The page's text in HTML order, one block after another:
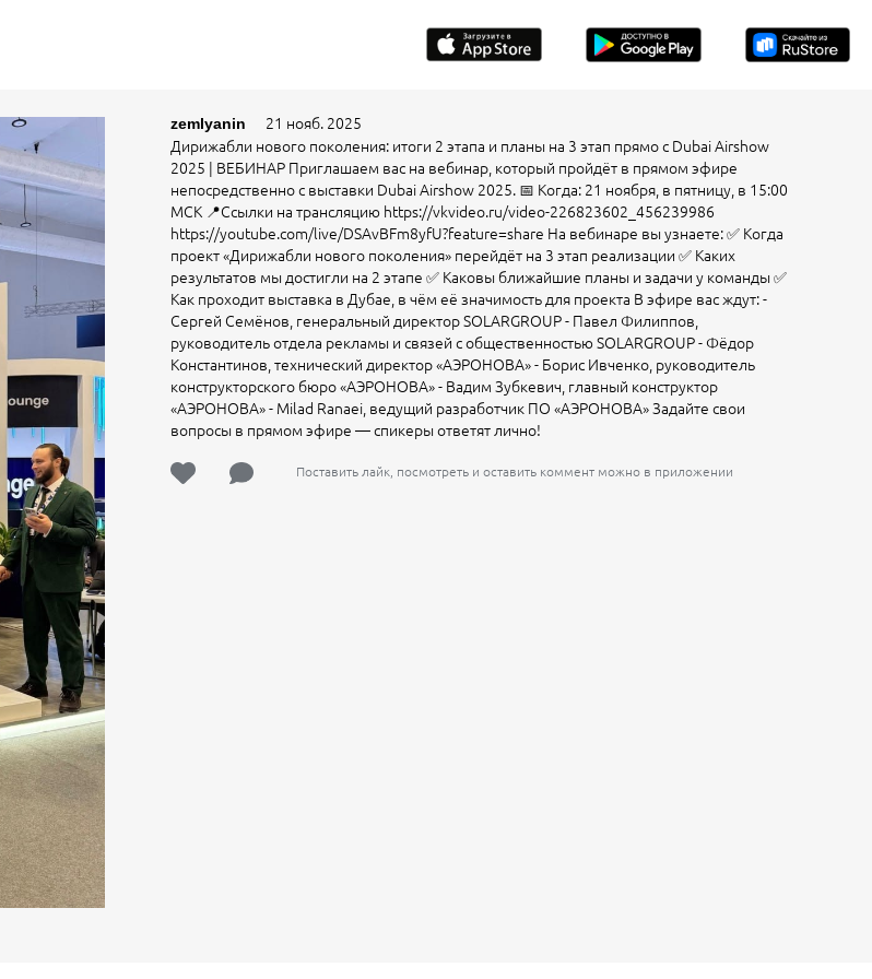
zemlyanin
21 нояб. 2025
Дирижабли нового поколения: итоги 2 этапа и планы на 3 этап прямо с Dubai Airshow
2025 | ВЕБИНАР Приглашаем вас на вебинар, который пройдёт в прямом эфире
непосредственно с выставки Dubai Airshow 2025. 📅 Когда: 21 ноября, в пятницу, в 15:00
МСК 📍Ссылки на трансляцию https://vkvideo.ru/video-226823602_456239986
https://youtube.com/live/DSAvBFm8yfU?feature=share На вебинаре вы узнаете: ✅ Когда
проект «Дирижабли нового поколения» перейдёт на 3 этап реализации ✅ Каких
результатов мы достигли на 2 этапе ✅ Каковы ближайшие планы и задачи у команды ✅
Как проходит выставка в Дубае, в чём её значимость для проекта В эфире вас ждут: -
Сергей Семёнов, генеральный директор SOLARGROUP - Павел Филиппов,
руководитель отдела рекламы и связей с общественностью SOLARGROUP - Фёдор
Константинов, технический директор «АЭРОНОВА» - Борис Ивченко, руководитель
конструкторского бюро «АЭРОНОВА» - Вадим Зубкевич, главный конструктор
«АЭРОНОВА» - Milad Ranaei, ведущий разработчик ПО «АЭРОНОВА» Задайте свои
вопросы в прямом эфире — спикеры ответят лично!
Поставить лайк, посмотреть и оставить коммент можно в приложении